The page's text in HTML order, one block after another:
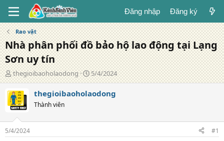
Đăng nhập Đăng ký
Rao vặt
Nhà phân phối đồ bảo hộ lao động tại Lạng
Sơn uy tín
T
á
c
g
i
ả
thegioibaoholaodong
N
g
à
g
5/4/2024
thegioibaoholaodong
Thành viên
5/4/2024 #1